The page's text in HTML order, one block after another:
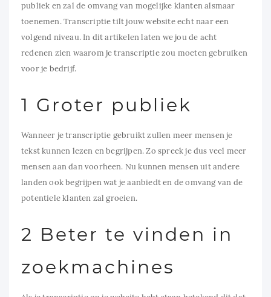
publiek en zal de omvang van mogelijke klanten alsmaar
toenemen. Transcriptie tilt jouw website echt naar een
volgend niveau. In dit artikelen laten we jou de acht
redenen zien waarom je transcriptie zou moeten gebruiken
voor je bedrijf.
1 Groter publiek
Wanneer je transcriptie gebruikt zullen meer mensen je
tekst kunnen lezen en begrijpen. Zo spreek je dus veel meer
mensen aan dan voorheen. Nu kunnen mensen uit andere
landen ook begrijpen wat je aanbiedt en de omvang van de
potentiele klanten zal groeien.
2 Beter te vinden in
zoekmachines